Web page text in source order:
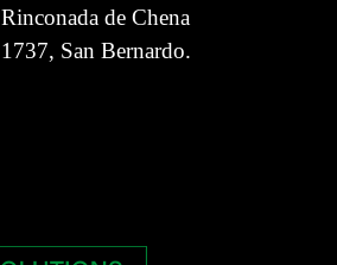
Rinconada de Chena
1737, San Bernardo.